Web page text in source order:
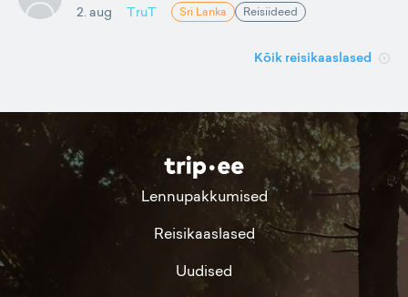
2. aug TruT Sri Lanka Reisiideed
Kõik reisikaaslased
Lennupakkumised
Reisikaaslased
Uudised